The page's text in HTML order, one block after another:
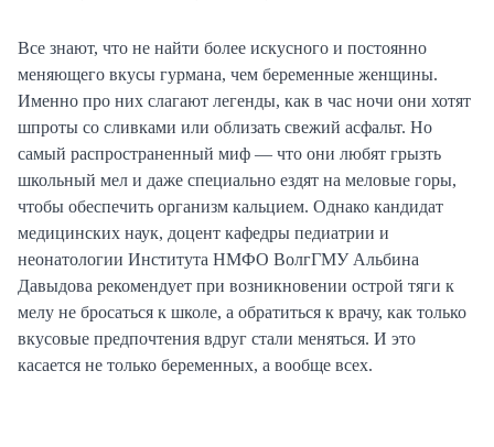
Все знают, что не найти более искусного и постоянно
меняющего вкусы гурмана, чем беременные женщины.
Именно про них слагают легенды, как в час ночи они хотят
шпроты со сливками или облизать свежий асфальт. Но
самый распространенный миф — что они любят грызть
школьный мел и даже специально ездят на меловые горы,
чтобы обеспечить организм кальцием. Однако кандидат
медицинских наук, доцент кафедры педиатрии и
неонатологии Института НМФО ВолгГМУ Альбина
Давыдова рекомендует при возникновении острой тяги к
мелу не бросаться к школе, а обратиться к врачу, как только
вкусовые предпочтения вдруг стали меняться. И это
касается не только беременных, а вообще всех.